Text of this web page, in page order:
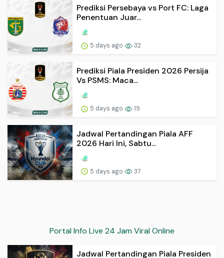
Prediksi Persebaya vs Port FC: Laga
Penentuan Juar...
5 days ago 32
Prediksi Piala Presiden 2026 Persija
Vs PSMS: Maca...
5 days ago 19
Jadwal Pertandingan Piala AFF
2026 Hari Ini, Sabtu...
5 days ago 37
Portal Info Live 24 Jam Viral Online
Jadwal Pertandingan Piala Presiden